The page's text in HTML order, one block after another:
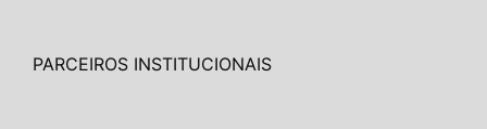
PARCEIROS INSTITUCIONAIS